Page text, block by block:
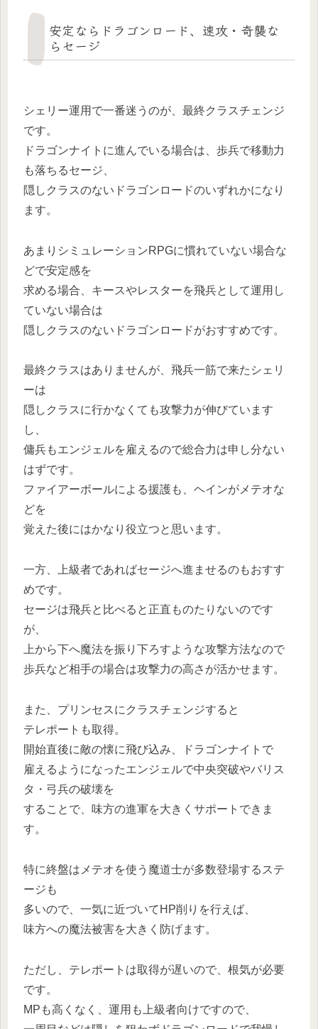
安定ならドラゴンロード、速攻・奇襲な
らセージ
シェリー運用で一番迷うのが、最終クラスチェンジ
です。
ドラゴンナイトに進んでいる場合は、歩兵で移動力
も落ちるセージ、
隠しクラスのないドラゴンロードのいずれかになり
ます。
あまりシミュレーションRPGに慣れていない場合な
どで安定感を
求める場合、キースやレスターを飛兵として運用し
ていない場合は
隠しクラスのないドラゴンロードがおすすめです。
最終クラスはありませんが、飛兵一筋で来たシェリ
ーは
隠しクラスに行かなくても攻撃力が伸びています
し、
傭兵もエンジェルを雇えるので総合力は申し分ない
はずです。
ファイアーボールによる援護も、ヘインがメテオな
どを
覚えた後にはかなり役立つと思います。
一方、上級者であればセージへ進ませるのもおすす
めです。
セージは飛兵と比べると正直ものたりないのです
が、
上から下へ魔法を振り下ろすような攻撃方法なので
歩兵など相手の場合は攻撃力の高さが活かせます。
また、プリンセスにクラスチェンジすると
テレポートも取得。
開始直後に敵の懐に飛び込み、ドラゴンナイトで
雇えるようになったエンジェルで中央突破やバリス
タ・弓兵の破壊を
することで、味方の進軍を大きくサポートできま
す。
特に終盤はメテオを使う魔道士が多数登場するステ
ージも
多いので、一気に近づいてHP削りを行えば、
味方への魔法被害を大きく防げます。
ただし、テレポートは取得が遅いので、根気が必要
です。
MPも高くなく、運用も上級者向けですので、